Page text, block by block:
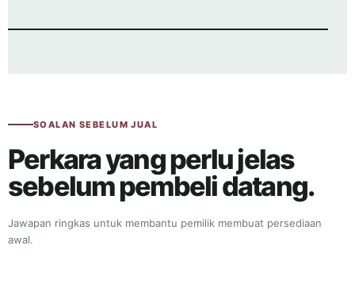
SOALAN SEBELUM JUAL
Perkara yang perlu jelas
sebelum pembeli datang.
Jawapan ringkas untuk membantu pemilik membuat persediaan
awal.